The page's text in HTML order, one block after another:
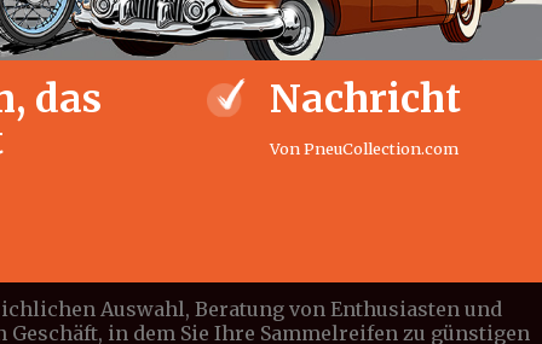
das
Nachricht
Von PneuCollection.com
Auswahl, Beratung von Enthusiasten und
in dem Sie Ihre Sammelreifen zu günstigen